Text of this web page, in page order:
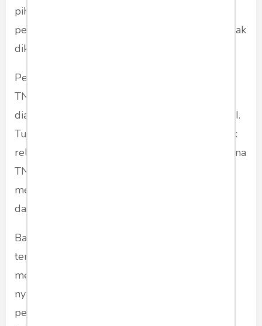
pihak tak berdosa dipenjara tanpa proses
persidangan, bahkan sampai terbunuh, atau tidak
diketahui nasibnya.
Pemulihan nama baik korps TNI, dalam hal ini
TNI AU, perlu segera dibentuk dengan
diakhirinya pemutaran Pengkhianatan GS30PKI.
Tuduhan dalam film tersebut sama sekali tidak
relevan dengan perkembangan waktu. Ini karena
TNI AU terbukti terus mengasah diri untuk
menjadi yang terbaik sebagai matra terdepan
dalam pertahanan udara NKRI.
Bangsa ini dibangun atas dasar persatuan di
tengah keanekagaraman dan kesadaran untuk
mencapai kemerdekaan dengan pengorbanan
nyawa dan materi para pejuangnya. Para
pejuang kemerdekaan sadar bahwa bangsa ini